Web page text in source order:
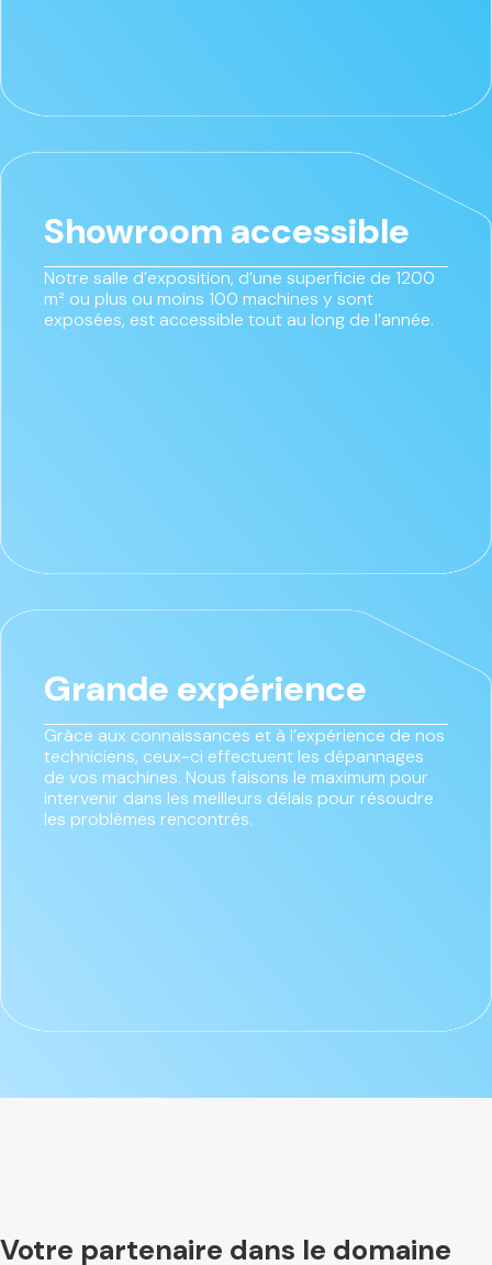
Showroom accessible
Notre salle d’exposition, d’une superficie de 1200
m² ou plus ou moins 100 machines y sont
exposées, est accessible tout au long de l’année.
Grande expérience
Grâce aux connaissances et à l’expérience de nos
techniciens, ceux-ci effectuent les dépannages
de vos machines. Nous faisons le maximum pour
intervenir dans les meilleurs délais pour résoudre
les problèmes rencontrés.
Votre partenaire dans le domaine